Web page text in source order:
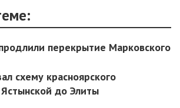
перекрытие Марковского
схему красноярского
до Элиты